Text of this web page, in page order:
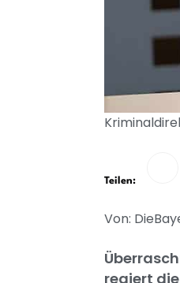
Teilen:
Von:
regiert